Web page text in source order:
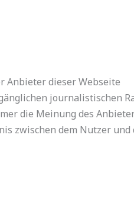
Anbieter dieser Webseite
journalistischen
die Meinung des
zwischen dem Nutzer und